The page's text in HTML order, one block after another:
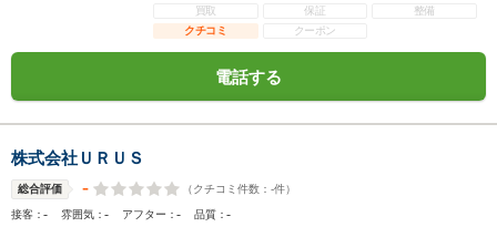
買取
保証
整備
クチコミ
クーポン
電話する
株式会社ＵＲＵＳ
総合評価 - （クチコミ件数： -件）
接客：- 雰囲気：- アフター：- 品質：-